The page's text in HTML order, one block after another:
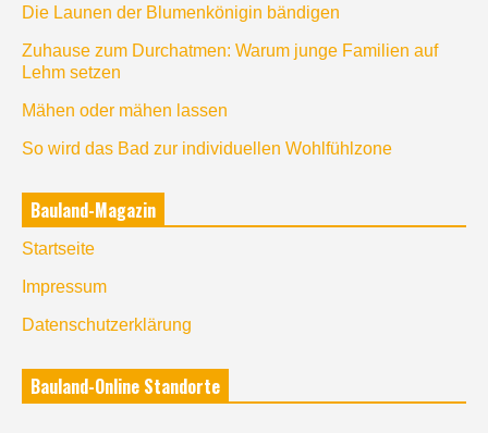
Die Launen der Blumenkönigin bändigen
Zuhause zum Durchatmen: Warum junge Familien auf
Lehm setzen
Mähen oder mähen lassen
So wird das Bad zur individuellen Wohlfühlzone
Bauland-Magazin
Startseite
Impressum
Datenschutzerklärung
Bauland-Online Standorte